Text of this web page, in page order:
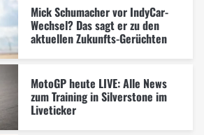
Mick Schumacher vor IndyCar-
Wechsel? Das sagt er zu den
aktuellen Zukunfts-Gerüchten
MotoGP heute LIVE: Alle News
zum Training in Silverstone im
Liveticker